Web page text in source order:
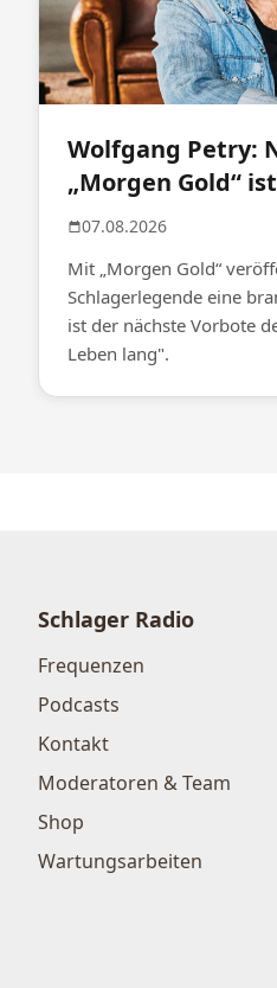
Wolfgang Petry:
„Morgen Gold“
07.08.2026
Mit „Morgen Gold“
Schlagerlegende eine
ist der nächste Vorbote
Leben lang".
Schlager Radio
Frequenzen
Podcasts
Kontakt
Moderatoren & Team
Shop
Wartungsarbeiten